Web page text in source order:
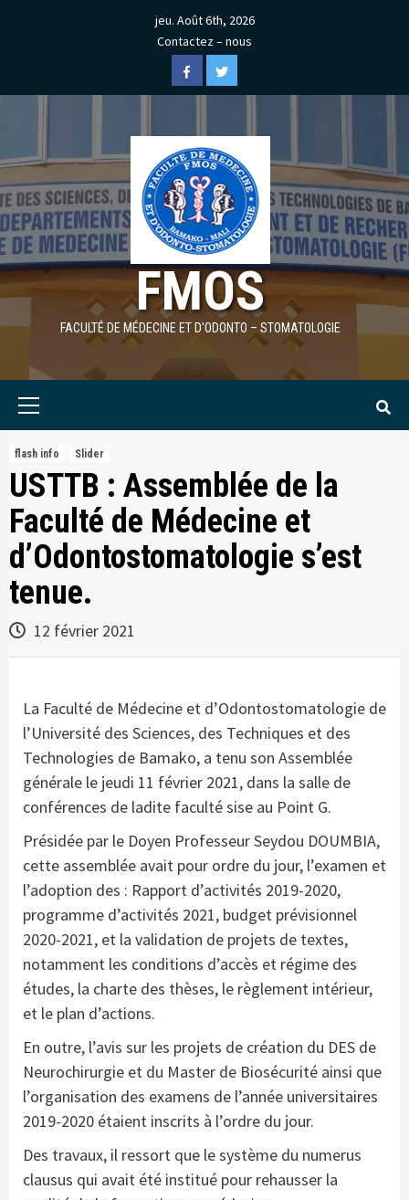
jeu. Août 6th, 2026
Contactez – nous
FacebookTwitter
FMOS
FACULTÉ DE MÉDECINE ET D'ODONTO – STOMATOLOGIE
flash info Slider
USTTB : Assemblée de la
Faculté de Médecine et
d’Odontostomatologie s’est
tenue.
12 février 2021
La Faculté de Médecine et d’Odontostomatologie de
l’Université des Sciences, des Techniques et des
Technologies de Bamako, a tenu son Assemblée
générale le jeudi 11 février 2021, dans la salle de
conférences de ladite faculté sise au Point G.
Présidée par le Doyen Professeur Seydou DOUMBIA,
cette assemblée avait pour ordre du jour, l’examen et
l’adoption des : Rapport d’activités 2019-2020,
programme d’activités 2021, budget prévisionnel
2020-2021, et la validation de projets de textes,
notamment les conditions d’accès et régime des
études, la charte des thèses, le règlement intérieur,
et le plan d’actions.
En outre, l’avis sur les projets de création du DES de
Neurochirurgie et du Master de Biosécurité ainsi que
l’organisation des examens de l’année universitaires
2019-2020 étaient inscrits à l’ordre du jour.
Des travaux, il ressort que le système du numerus
clausus qui avait été institué pour rehausser la